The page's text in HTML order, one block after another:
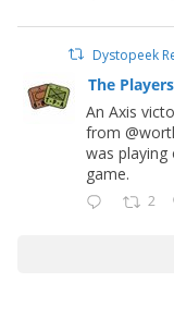
Dystopeek
The
An Axis
from
was playing
game.
2